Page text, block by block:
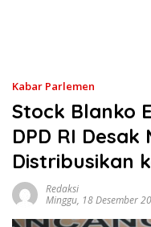
Kabar Parlemen
Stock Blanko
DPD RI
Distribusikan
Redaksi
Minggu, 18 Desember